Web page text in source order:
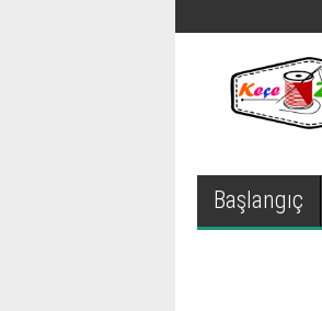
Başlangıç